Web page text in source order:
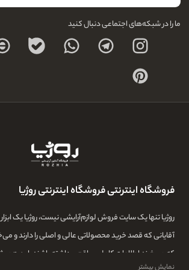
ما را در شبکه‌های اجتماعی دنبال کنید
فروشگاه اینترنتی فروشگاه اینترنتی روژیا
روژیا تنها یک سایت فروش لوازم‌آرایشی نیست، روژیا یک
آقایانی که قصد خرید محصولاتی عالی و اصلی را دارند و
که می‌خرند اطلاعات کامل و واقعی داشته باشند. این
نمایش بیشتر